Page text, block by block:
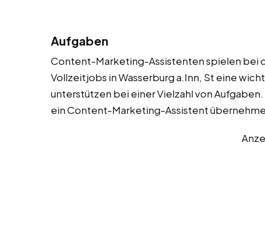
Aufgaben
Content-Marketing-Assistenten spielen bei
Vollzeitjobs in Wasserburg a.Inn, St eine
unterstützen bei einer Vielzahl von
ein Content-Marketing-Assistent